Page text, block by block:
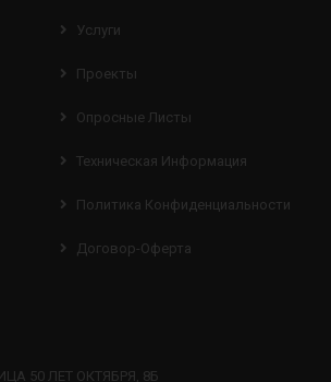
Услуги
Проекты
Опросные Листы
Техническая Информация
Политика Конфиденциальности
Договор-Оферта
50 ЛЕТ ОКТЯБРЯ, 8Б